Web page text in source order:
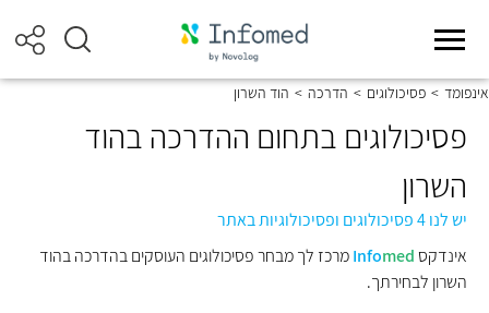
אינפומד > פסיכולוגים > הדרכה > הוד השרון
פסיכולוגים בתחום ההדרכה בהוד
השרון
יש לנו 4 פסיכולוגים ופסיכולוגיות באתר
אינדקס
Infomed
מרכז לך מבחר פסיכולוגים העוסקים בהדרכה בהוד
השרון לבחירתך.